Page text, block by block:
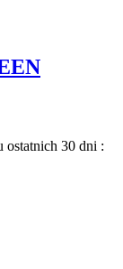
ostatnich 30 dni :